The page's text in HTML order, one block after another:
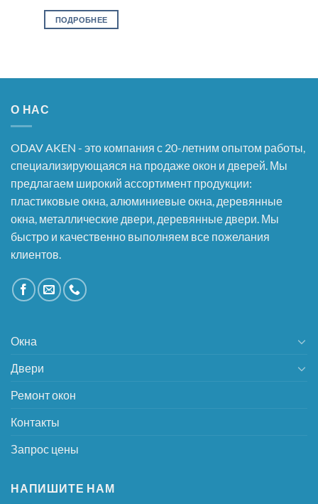
ПОДРОБНЕЕ
О НАС
ODAV AKEN - это компания с 20-летним опытом работы,
специализирующаяся на продаже окон и дверей. Мы
предлагаем широкий ассортимент продукции:
пластиковые окна, алюминиевые окна, деревянные
окна, металлические двери, деревянные двери. Мы
быстро и качественно выполняем все пожелания
клиентов.
Окна
Двери
Ремонт окон
Контакты
Запрос цены
НАПИШИТЕ НАМ